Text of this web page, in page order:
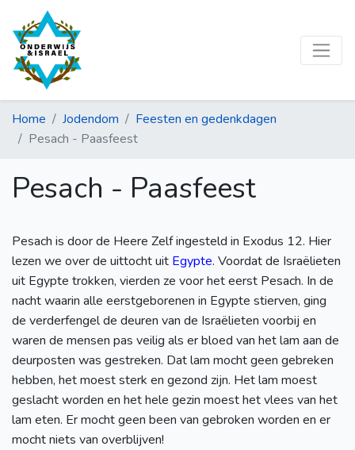
Home Jodendom
Feesten en gedenkdagen
Pesach - Paasfeest
Pesach - Paasfeest
Pesach is door de Heere Zelf ingesteld in Exodus 12. Hier
lezen we over de uittocht uit Egypte. Voordat de Israëlieten
uit Egypte trokken, vierden ze voor het eerst Pesach. In de
nacht waarin alle eerstgeborenen in Egypte stierven, ging
de verderfengel de deuren van de Israëlieten voorbij en
waren de mensen pas veilig als er bloed van het lam aan de
deurposten was gestreken. Dat lam mocht geen gebreken
hebben, het moest sterk en gezond zijn. Het lam moest
geslacht worden en het hele gezin moest het vlees van het
lam eten. Er mocht geen been van gebroken worden en er
mocht niets van overblijven!